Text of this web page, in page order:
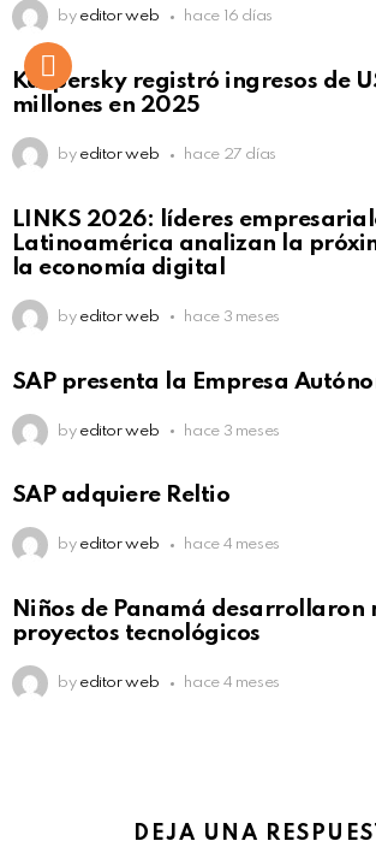
by editor web hace 16 días
Kaspersky registró ingresos de
millones en 2025
by editor web hace 27 días
LINKS 2026: líderes
Latinoamérica analizan la
la economía digital
by editor web hace 3 meses
SAP presenta la Empresa
by editor web hace 3 meses
SAP adquiere Reltio
by editor web hace 4 meses
Niños de Panamá desarrollaron
proyectos tecnológicos
by editor web hace 4 meses
DEJA UNA